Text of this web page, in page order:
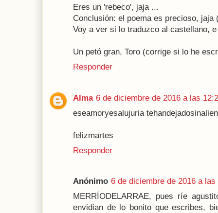
Eres un 'rebeco', jaja ...
Conclusión: el poema es precioso, jaja
Voy a ver si lo traduzco al castellano,
Un petó gran, Toro (corrige si lo he
Responder
Alma 6 de diciembre de 2016 a las
eseamoryesalujuria
felizmartes
Responder
Anónimo 6 de diciembre de 2016 a las
MERRÍODELARRAE, pues ríe
envidian de lo bonito que escribes,